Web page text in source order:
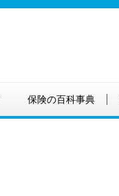
保険の百科事典